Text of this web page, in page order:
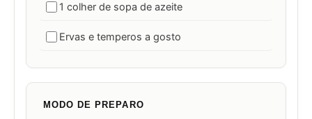
1 colher de sopa de azeite
Ervas e temperos a gosto
MODO DE PREPARO